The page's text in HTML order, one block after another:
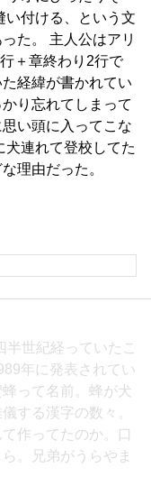
い付ける、という文
た。 主人公はアリ
＋章終わり2行で
経緯が書かれてい
り忘れてしまって
い頭に入ってこな
犬連れて登校してた
理由だった。
世紀経っていたこ
年に発表されてい
って名前。蜂が犬
する漢字の数々。
作ってたのか。口
。兄弟がうらやま